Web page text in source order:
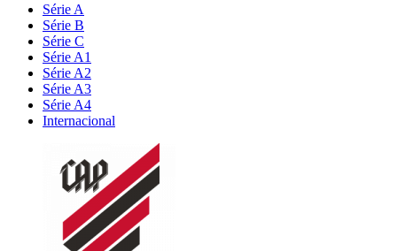
Série A
Série B
Série C
Série A1
Série A2
Série A3
Série A4
Internacional